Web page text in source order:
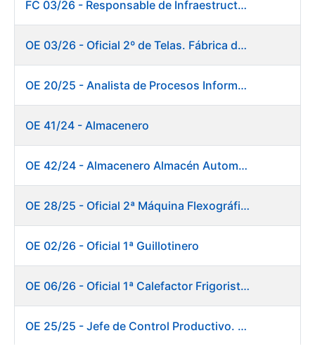
FC 03/26 - Responsable de Infraestructuras de TI
OE 03/26 - Oficial 2º de Telas. Fábrica de Papel
OE 20/25 - Analista de Procesos Informáticos
OE 41/24 - Almacenero
OE 42/24 - Almacenero Almacén Automático
OE 28/25 - Oficial 2ª Máquina Flexográfica y Finalizado
OE 02/26 - Oficial 1ª Guillotinero
OE 06/26 - Oficial 1ª Calefactor Frigorista. Fábrica de Papel
OE 25/25 - Jefe de Control Productivo. Fábrica de Papel